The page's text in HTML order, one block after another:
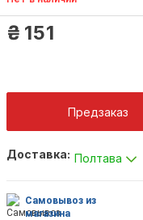
₴ 151
Предзаказ
Доставка: Полтава
Самовывоз из
магазина